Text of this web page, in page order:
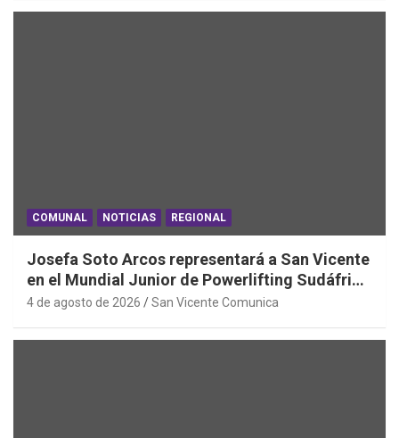
COMUNAL NOTICIAS REGIONAL
Josefa Soto Arcos representará a San Vicente
en el Mundial Junior de Powerlifting Sudáfrica
2026
4 de agosto de 2026 San Vicente Comunica